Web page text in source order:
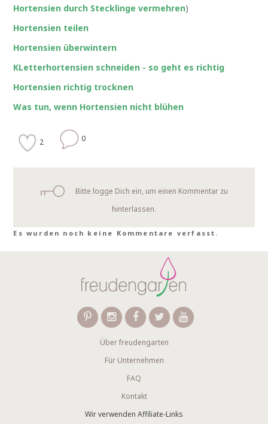
Hortensien durch Stecklinge vermehren)
Hortensien teilen
Hortensien überwintern
KLetterhortensien schneiden - so geht es richtig
Hortensien richtig trocknen
Was tun, wenn Hortensien nicht blühen
2 0
Bitte logge Dich ein, um einen Kommentar zu
hinterlassen.
Es wurden noch keine Kommentare verfasst.
Über freudengarten
Für Unternehmen
FAQ
Kontakt
Wir verwenden Affiliate-Links